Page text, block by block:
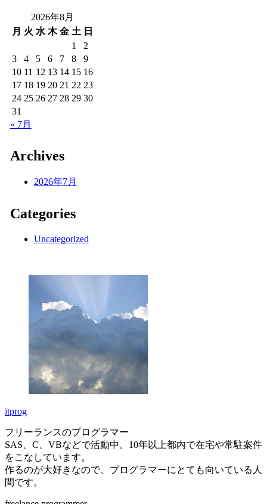
2026年8月
月 火 水 木 金 土 日
1
2
3
4 5 6 7 8
9
10 11 12 13 14 15 16
17 18 19 20 21 22 23
24 25 26 27 28 29 30
31
« 7月
Archives
2026年7月
Categories
Uncategorized
itprog
フリーランスのプログラマー
SAS、C、VBなどで活動中。10年以上都内で在宅や常駐案件
をこなしています。
作るのが大好きなので、プログラマーにとても向いている人
間です。